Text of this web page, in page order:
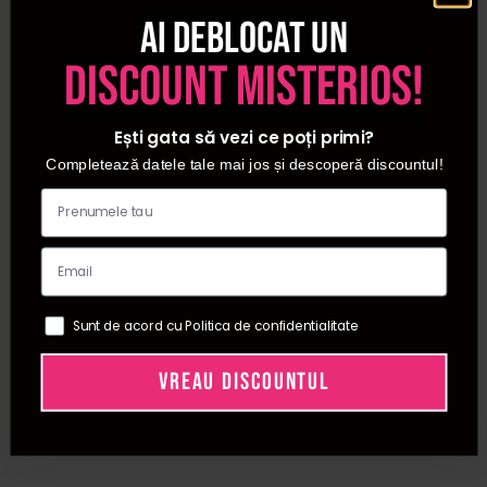
Ai deblocat un
discount misterios!
Ești gata să vezi ce poți primi?
Completează datele tale mai jos și descoperă discountul!
Sunt de acord cu Politica de confidentialitate
VREAU DISCOUNTUL